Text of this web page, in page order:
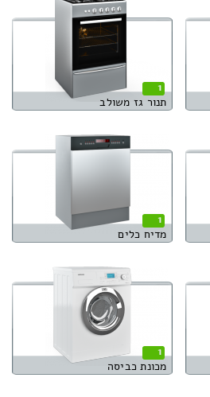
1
תנור גז משולב
1
מדיח כלים
1
מכונת כביסה